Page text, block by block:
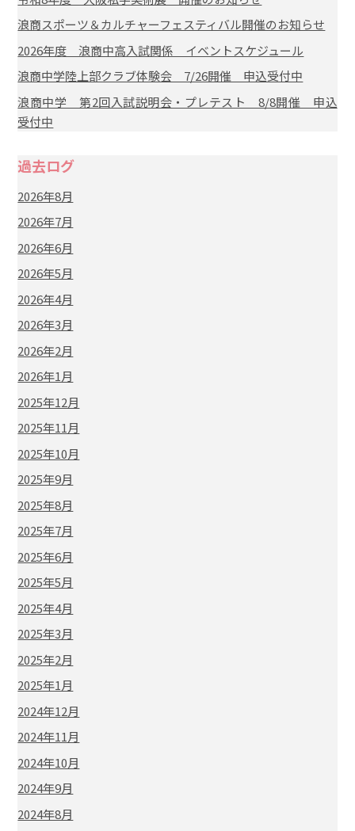
浪商スポーツ＆カルチャーフェスティバル開催のお知らせ
2026年度 浪商中高入試関係 イベントスケジュール
浪商中学陸上部クラブ体験会 7/26開催 申込受付中
浪商中学 第2回入試説明会・プレテスト 8/8開催 申込
受付中
過去ログ
2026年8月
2026年7月
2026年6月
2026年5月
2026年4月
2026年3月
2026年2月
2026年1月
2025年12月
2025年11月
2025年10月
2025年9月
2025年8月
2025年7月
2025年6月
2025年5月
2025年4月
2025年3月
2025年2月
2025年1月
2024年12月
2024年11月
2024年10月
2024年9月
2024年8月